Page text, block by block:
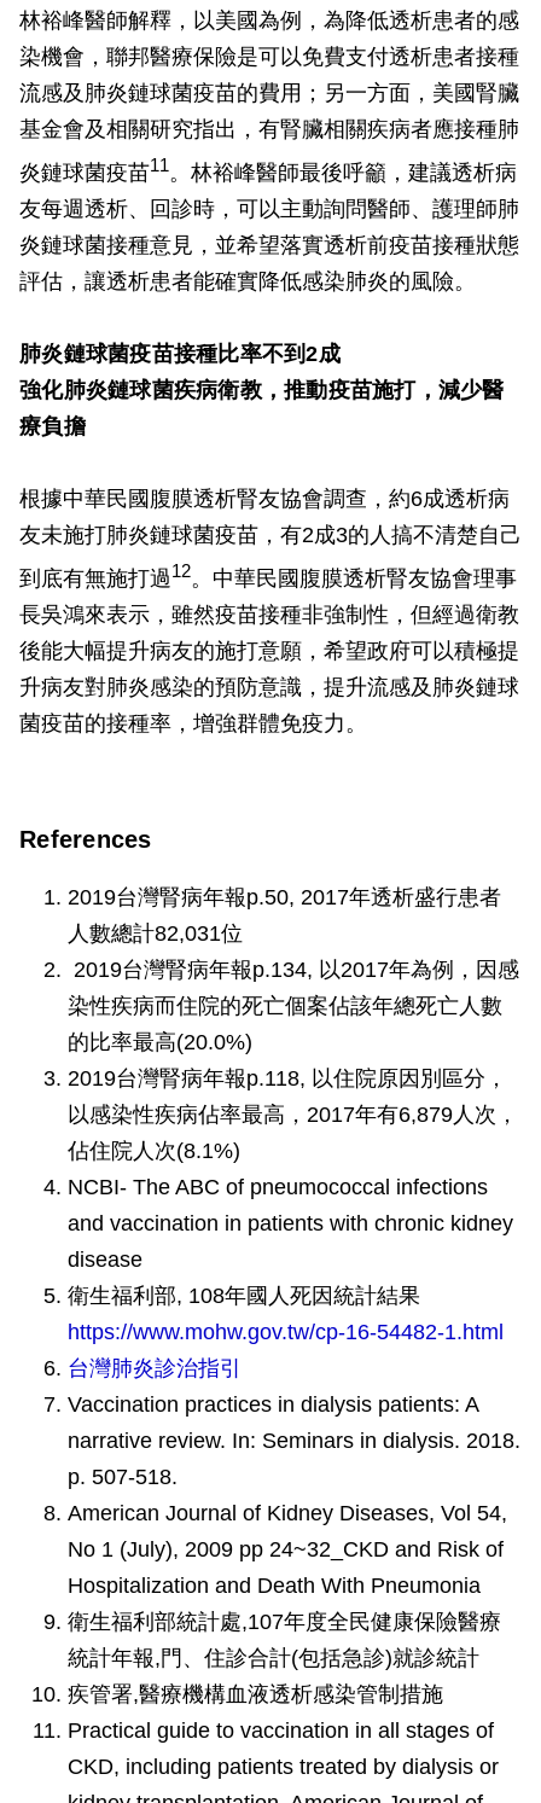
林裕峰醫師解釋，以美國為例，為降低透析患者的感
染機會，聯邦醫療保險是可以免費支付透析患者接種
流感及肺炎鏈球菌疫苗的費用；另一方面，美國腎臟
基金會及相關研究指出，有腎臟相關疾病者應接種肺
炎鏈球菌疫苗11。林裕峰醫師最後呼籲，建議透析病
友每週透析、回診時，可以主動詢問醫師、護理師肺
炎鏈球菌接種意見，並希望落實透析前疫苗接種狀態
評估，讓透析患者能確實降低感染肺炎的風險。
肺炎鏈球菌疫苗接種比率不到2成
強化肺炎鏈球菌疾病衛教，推動疫苗施打，減少醫
療負擔
根據中華民國腹膜透析腎友協會調查，約6成透析病
友未施打肺炎鏈球菌疫苗，有2成3的人搞不清楚自己
到底有無施打過12。中華民國腹膜透析腎友協會理事
長吳鴻來表示，雖然疫苗接種非強制性，但經過衛教
後能大幅提升病友的施打意願，希望政府可以積極提
升病友對肺炎感染的預防意識，提升流感及肺炎鏈球
菌疫苗的接種率，增強群體免疫力。
References
2019台灣腎病年報p.50, 2017年透析盛行患者
人數總計82,031位
2019台灣腎病年報p.134, 以2017年為例，因感
染性疾病而住院的死亡個案佔該年總死亡人數
的比率最高(20.0%)
2019台灣腎病年報p.118, 以住院原因別區分，
以感染性疾病佔率最高，2017年有6,879人次，
佔住院人次(8.1%)
NCBI- The ABC of pneumococcal infections
and vaccination in patients with chronic kidney
disease
衛生福利部, 108年國人死因統計結果
https://www.mohw.gov.tw/cp-16-54482-1.html
台灣肺炎診治指引
Vaccination practices in dialysis patients: A
narrative review. In: Seminars in dialysis. 2018.
p. 507-518.
American Journal of Kidney Diseases, Vol 54,
No 1 (July), 2009 pp 24~32_CKD and Risk of
Hospitalization and Death With Pneumonia
衛生福利部統計處,107年度全民健康保險醫療
統計年報,門、住診合計(包括急診)就診統計
疾管署,醫療機構血液透析感染管制措施
Practical guide to vaccination in all stages of
CKD, including patients treated by dialysis or